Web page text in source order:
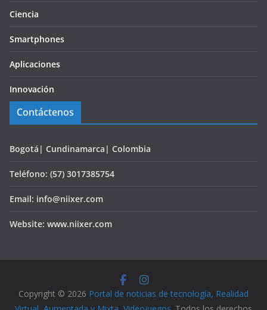
Ciencia
Smartphones
Aplicaciones
Innovación
Contáctenos
Bogotá| Cundinamarca| Colombia
Teléfono: (57) 3017385754
Email: info@niixer.com
Website: www.niixer.com
Copyright © 2026 Portal de noticias de tecnología, Realidad